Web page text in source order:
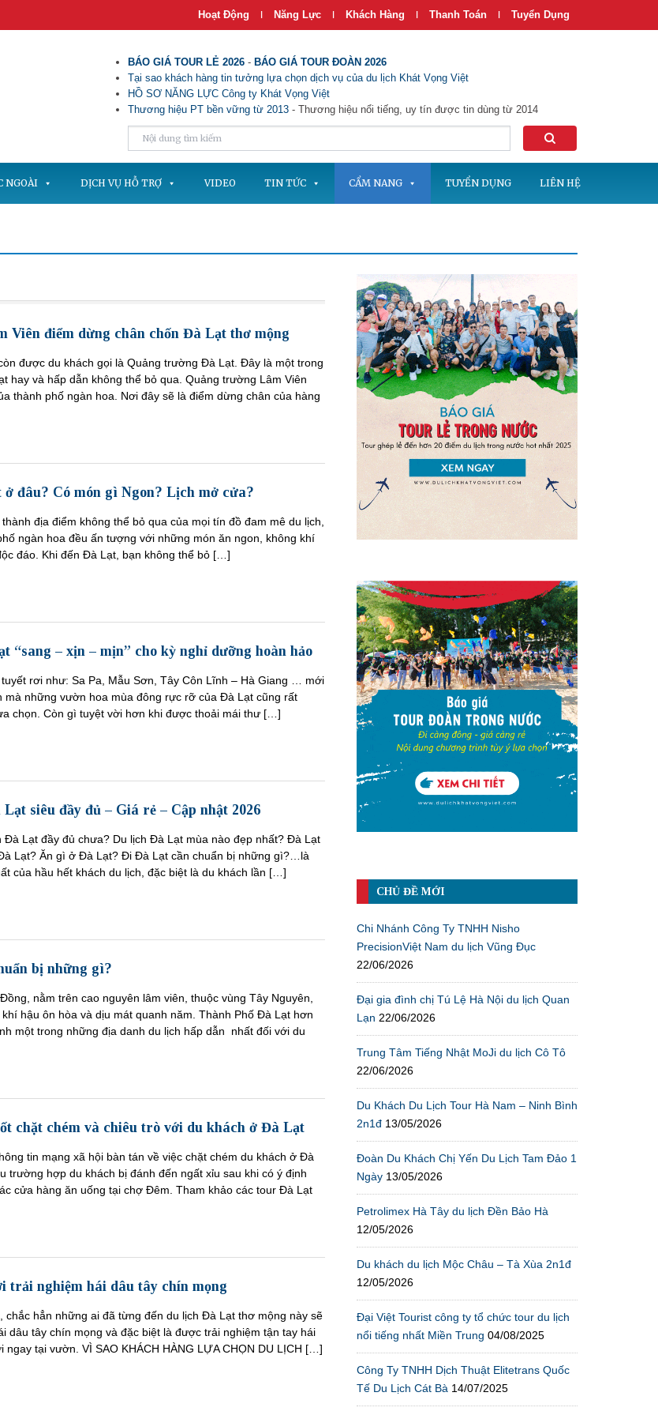
Hoạt Động | Năng Lực | Khách Hàng | Thanh Toán | Tuyển Dụng
BÁO GIÁ TOUR LẺ 2026 - BÁO GIÁ TOUR ĐOÀN 2026
Tại sao khách hàng tin tưởng lựa chọn dịch vụ của du lịch Khát Vọng Việt
HỒ SƠ NĂNG LỰC Công ty Khát Vọng Việt
Thương hiệu PT bền vững từ 2013 - Thương hiệu nổi tiếng, uy tín được tin dùng từ 2014
NGOÀI DỊCH VỤ HỖ TRỢ VIDEO TIN TỨC CẨM NANG TUYỂN DỤNG LIÊN HỆ
Viên điểm dừng chân chốn Đà Lạt thơ mộng
được du khách gọi là Quảng trường Đà Lạt. Đây là một trong
hay và hấp dẫn không thể bỏ qua. Quảng trường Lâm Viên
thành phố ngàn hoa. Nơi đây sẽ là điểm dừng chân của hàng
đâu? Có món gì Ngon? Lịch mở cửa?
địa điểm không thể bỏ qua của mọi tín đồ đam mê du lịch,
ngàn hoa đều ấn tượng với những món ăn ngon, không khí
đáo. Khi đến Đà Lạt, bạn không thể bỏ […]
“sang – xịn – mịn” cho kỳ nghỉ dưỡng hoàn hảo
rơi như: Sa Pa, Mẫu Sơn, Tây Côn Lĩnh – Hà Giang … mới
mà những vườn hoa mùa đông rực rỡ của Đà Lạt cũng rất
chọn. Còn gì tuyệt vời hơn khi được thoải mái thư […]
siêu đầy đủ – Giá rẻ – Cập nhật 2026
Đà Lạt đầy đủ chưa? Du lịch Đà Lạt mùa nào đẹp nhất? Đà Lạt
Lạt? Ăn gì ở Đà Lạt? Đi Đà Lạt cần chuẩn bị những gì?…là
của hầu hết khách du lịch, đặc biệt là du khách lần […]
bị những gì?
nằm trên cao nguyên lâm viên, thuộc vùng Tây Nguyên,
hậu ôn hòa và dịu mát quanh năm. Thành Phố Đà Lạt hơn
một trong những địa danh du lịch hấp dẫn nhất đối với du
chặt chém và chiêu trò với du khách ở Đà Lạt
tin mạng xã hội bàn tán về việc chặt chém du khách ở Đà
trường hợp du khách bị đánh đến ngất xỉu sau khi có ý định
cửa hàng ăn uống tại chợ Đêm. Tham khảo các tour Đà Lạt
trải nghiệm hái dâu tây chín mọng
chắc hẳn những ai đã từng đến du lịch Đà Lạt thơ mộng này sẽ
dâu tây chín mọng và đặc biệt là được trải nghiệm tận tay hái
ngay tại vườn. VÌ SAO KHÁCH HÀNG LỰA CHỌN DU LỊCH […]
CHỦ ĐỀ MỚI
Chi Nhánh Công Ty TNHH Nisho
PrecisionViệt Nam du lịch Vũng Đục
22/06/2026
Đại gia đình chị Tú Lệ Hà Nội du lịch Quan
Lạn 22/06/2026
Trung Tâm Tiếng Nhật MoJi du lịch Cô Tô
22/06/2026
Du Khách Du Lịch Tour Hà Nam – Ninh Bình
2n1đ 13/05/2026
Đoàn Du Khách Chị Yến Du Lịch Tam Đảo 1
Ngày 13/05/2026
Petrolimex Hà Tây du lịch Đền Bảo Hà
12/05/2026
Du khách du lịch Mộc Châu – Tà Xùa 2n1đ
12/05/2026
Đại Việt Tourist công ty tổ chức tour du lịch
nổi tiếng nhất Miền Trung 04/08/2025
Công Ty TNHH Dịch Thuật Elitetrans Quốc
Tế Du Lịch Cát Bà 14/07/2025